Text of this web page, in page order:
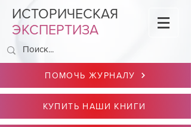
ИСТОРИЧЕСКАЯ
ЭКСПЕРТИЗА
ПОМОЧЬ ЖУРНАЛУ
КУПИТЬ НАШИ КНИГИ